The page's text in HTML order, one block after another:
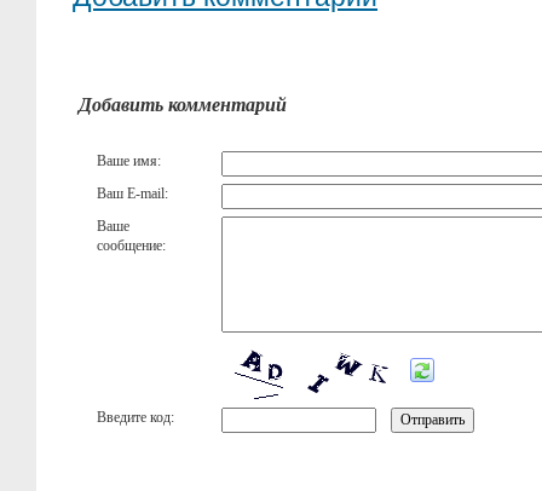
Добавить комментарий
Ваше имя:
Ваш E-mail:
Ваше
сообщение:
Введите код: